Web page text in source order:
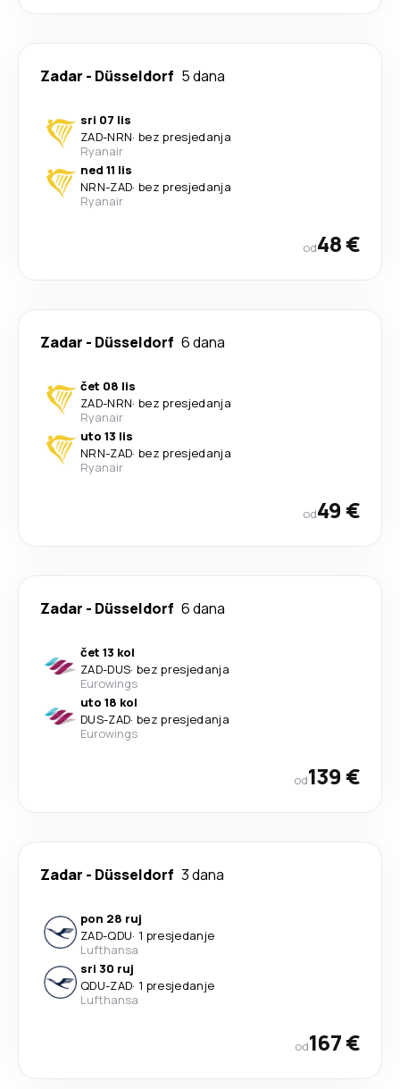
Zadar - Düsseldorf 5 dana
sri 07 lis
ZAD-NRN· bez presjedanja
Ryanair
ned 11 lis
NRN-ZAD· bez presjedanja
Ryanair
od48 €
Zadar - Düsseldorf 6 dana
čet 08 lis
ZAD-NRN· bez presjedanja
Ryanair
uto 13 lis
NRN-ZAD· bez presjedanja
Ryanair
od49 €
Zadar - Düsseldorf 6 dana
čet 13 kol
ZAD-DUS· bez presjedanja
Eurowings
uto 18 kol
DUS-ZAD· bez presjedanja
Eurowings
od139 €
Zadar - Düsseldorf 3 dana
pon 28 ruj
ZAD-QDU· 1 presjedanje
Lufthansa
sri 30 ruj
QDU-ZAD· 1 presjedanje
Lufthansa
od167 €